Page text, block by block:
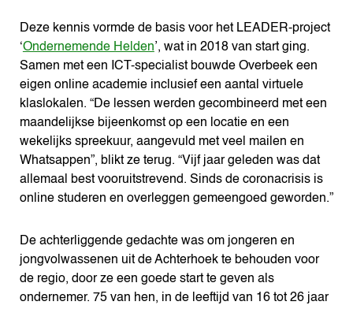
Deze kennis vormde de basis voor het LEADER-project
‘Ondernemende Helden’, wat in 2018 van start ging.
Samen met een ICT-specialist bouwde Overbeek een
eigen online academie inclusief een aantal virtuele
klaslokalen. “De lessen werden gecombineerd met een
maandelijkse bijeenkomst op een locatie en een
wekelijks spreekuur, aangevuld met veel mailen en
Whatsappen”, blikt ze terug. “Vijf jaar geleden was dat
allemaal best vooruitstrevend. Sinds de coronacrisis is
online studeren en overleggen gemeengoed geworden.”
De achterliggende gedachte was om jongeren en
jongvolwassenen uit de Achterhoek te behouden voor
de regio, door ze een goede start te geven als
ondernemer. 75 van hen, in de leeftijd van 16 tot 26 jaar